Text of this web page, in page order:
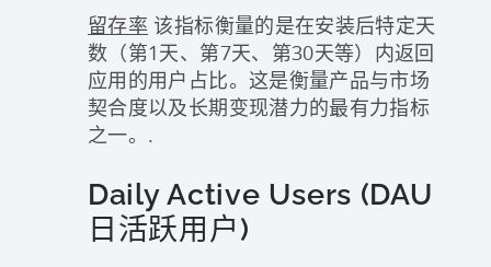
留存率 该指标衡量的是在安装后特定天
数（第1天、第7天、第30天等）内返回
应用的用户占比。这是衡量产品与市场
契合度以及长期变现潜力的最有力指标
之一。.
Daily Active Users (DAU
日活跃用户)